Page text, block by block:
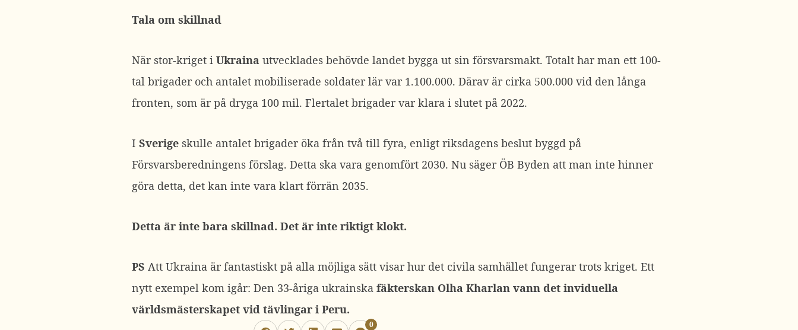
Tala om skillnad
När stor-kriget i Ukraina utvecklades behövde landet bygga ut sin försvarsmakt. Totalt har man ett 100-
tal brigader och antalet mobiliserade soldater lär var 1.100.000. Därav är cirka 500.000 vid den långa
fronten, som är på dryga 100 mil. Flertalet brigader var klara i slutet på 2022.
I Sverige skulle antalet brigader öka från två till fyra, enligt riksdagens beslut byggd på
Försvarsberedningens förslag. Detta ska vara genomfört 2030. Nu säger ÖB Byden att man inte hinner
göra detta, det kan inte vara klart förrän 2035.
Detta är inte bara skillnad. Det är inte riktigt klokt.
PS Att Ukraina är fantastiskt på alla möjliga sätt visar hur det civila samhället fungerar trots kriget. Ett
nytt exempel kom igår: Den 33-åriga ukrainska fäkterskan Olha Kharlan vann det inviduella
världsmästerskapet vid tävlingar i Peru.
0